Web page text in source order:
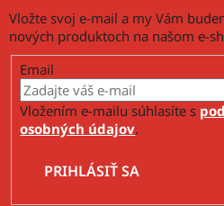
Vložte svoj e-mail a my Vám
nových produktoch na našom e-
Email
Vložením e-mailu súhlasíte s
osobných údajov.
PRIHLÁSIŤ SA